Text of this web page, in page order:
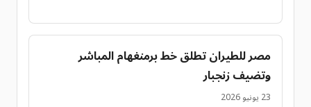
مصر للطيران تطلق خط برمنغهام المباشر
وتضيف زنجبار
23 يونيو 2026